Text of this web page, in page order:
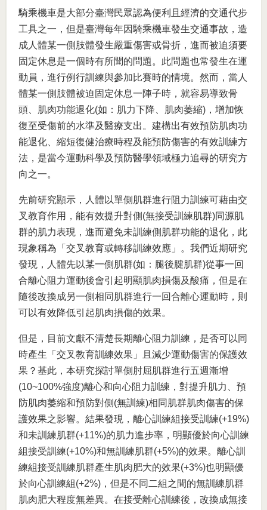
騎乘機車是大部分臺灣民眾認為便利且經濟的交通代步
工具之一，但是臺灣每年因騎乘機車發生交通事故，造
成人體某一側肢體發生嚴重傷害或骨折，進而被迫須要
固定休息是一個時有所聞的問題。此問題也常發生在運
動員，進行例行訓練與參加比賽時的情境。然而，當人
體某一側肢體被迫固定休息一陣子時，就容易導致骨
頭、肌肉功能退化(如：肌力下降、肌肉萎縮)，增加恢
復至受傷前的水準及醫療支出。建構出有效預防肌肉功
能退化、縮短復健治療時程及能預防傷害的有效訓練方
法，是當今運動科學及預防醫學領域極力追尋的研究方
向之一。
先前研究顯示，人體以單側肌群進行阻力訓練可藉由交
叉教育作用，能有效提升對側(無接受訓練肌群)同源肌
群的肌力表現，進而避免未訓練側肌群功能的退化，此
現象稱為「交叉教育或轉移訓練效應」。我們近期研究
發現，人體先以某一側肌群(如：腿後腱肌群)從事一回
合離心阻力運動後會引起明顯肌肉損傷及酸痛，但是在
隨後改換成另一側相同肌群進行一回合離心運動時，則
可以有效降低引起肌肉損傷的效果。
但是，目前文獻不清楚長期離心阻力訓練，是否可以同
時產生「交叉教育訓練效果」且減少運動傷害的保護效
果？基此，本研究探討單側肘屈肌群進行五週漸增
(10~100%強度)離心和向心阻力訓練，對提升肌力、預
防肌肉萎縮和預防對側(無訓練)相同肌群肌肉傷害的保
護效果之影響。結果發現，離心訓練組接受訓練(+19%)
和未訓練肌群(+11%)的肌力進步率，明顯優於向心訓練
組接受訓練(+10%)和無訓練肌群(+5%)的效果。離心訓
練組接受訓練肌群產生肌肉肥大的效果(+3%)也明顯優
於向心訓練組(+2%)，但是不同二組之間的無訓練肌群
肌肉肥大程度無差異。在接受離心訓練後，改換成無接